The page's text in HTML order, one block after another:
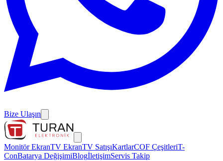
Bize Ulaşın
Monitör EkranTV EkranTV SatışıKartlarCOF ÇeşitleriT-
ConBatarya DeğişimiBlogİletişimServis Takip